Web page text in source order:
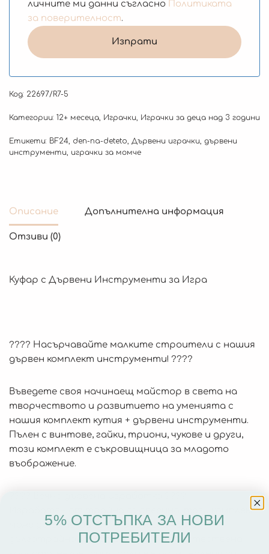
личните ми данни съгласно Политиката
за поверителност.
Код: 22697/R7-5
Категории: 12+ месеца Играчки Играчки за деца над 3 години
Етикети: BF24 den-na-deteto Дървени играчки дървени
инструменти играчки за момче
Описание Допълнителна информация
Отзиви (0)
Куфар с Дървени Инструменти за Игра
????️ Насърчавайте малките строители с нашия
дървен комплект инструменти! ????
Въведете своя начинаещ майстор в света на
творчеството и развитието на уменията с
нашия комплект кутия + дървени инструменти.
Пълен с винтове, гайки, триони, чукове и други,
този комплект е съкровищница за младото
въображение.
Изработен от трайна дървесина, този комплект
може да се похвали с класически чар и
дълготрайно качество. Неговата естествена
5% ОТСТЪПКА ЗА НОВИ
ПОТРЕБИТЕЛИ